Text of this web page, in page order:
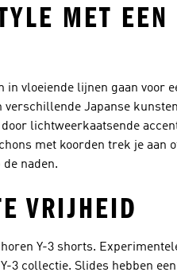
MET EEN
vloeiende lijnen gaan voor
Japanse
lichtweerkaatsende
met koorden trek je aan
naden.
VRIJHEID
Y-3 shorts.
3 collectie. Slides hebben